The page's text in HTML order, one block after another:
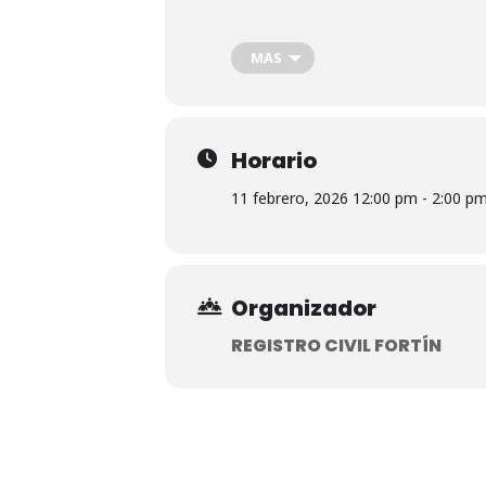
Copia certificada de actas de
CURP verificada de los contrayentes
Nota: Presentar los documentos
MAS
Horario
11 febrero, 2026 12:00 pm - 2:00 pm
Organizador
REGISTRO CIVIL FORTÍN